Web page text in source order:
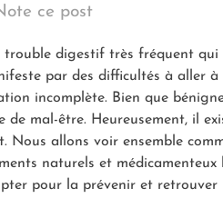
ce post
digestif très fréquent qui
par des difficultés à aller à
incomplète. Bien que
de mal-être. Heureusement, il
Nous allons voir ensemble
naturels et médicamenteux
pour la prévenir et